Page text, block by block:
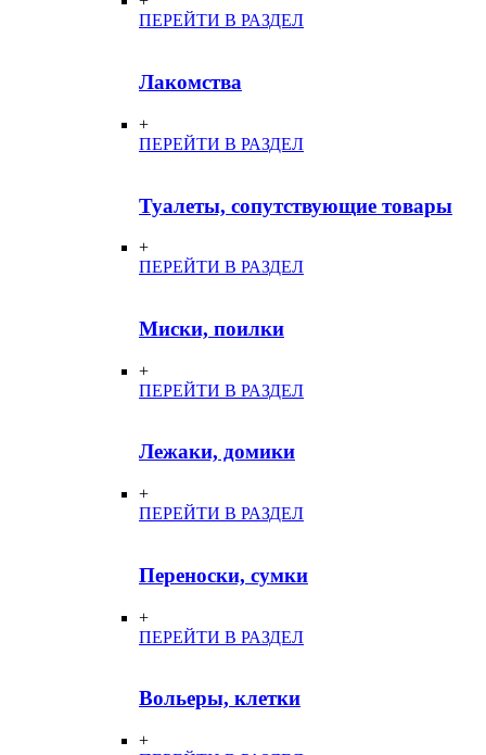
ПЕРЕЙТИ В РАЗДЕЛ
Лакомства
+
ПЕРЕЙТИ В РАЗДЕЛ
Туалеты, сопутствующие товары
+
ПЕРЕЙТИ В РАЗДЕЛ
Миски, поилки
+
ПЕРЕЙТИ В РАЗДЕЛ
Лежаки, домики
+
ПЕРЕЙТИ В РАЗДЕЛ
Переноски, сумки
+
ПЕРЕЙТИ В РАЗДЕЛ
Вольеры, клетки
+